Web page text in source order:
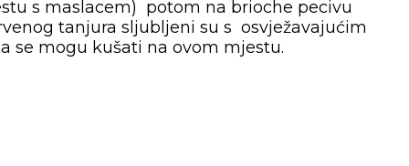
s maslacem) potom na brioche pecivu
tanjura sljubljeni su s osvježavajućim
se mogu kušati na ovom mjestu.